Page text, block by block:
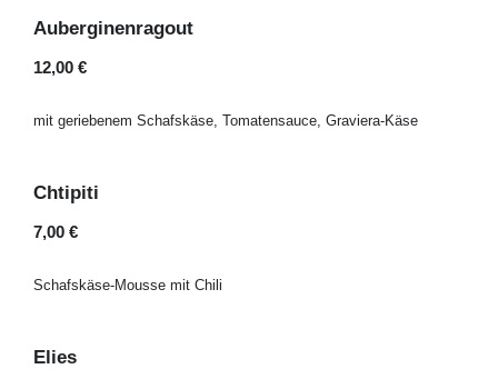
Auberginenragout
12,00 €
mit geriebenem Schafskäse, Tomatensauce, Graviera-Käse
Chtipiti
7,00 €
Schafskäse-Mousse mit Chili
Elies